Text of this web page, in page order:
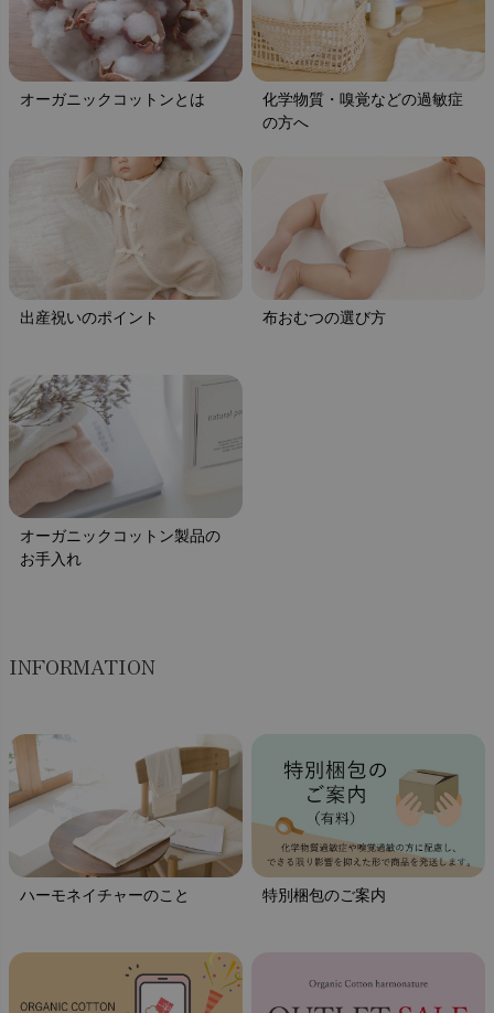
オーガニックコットンとは
化学物質・嗅覚などの過敏症
の方へ
出産祝いのポイント 布おむつの選び方
オーガニックコットン製品の
お手入れ
INFORMATION
ハーモネイチャーのこと 特別梱包のご案内